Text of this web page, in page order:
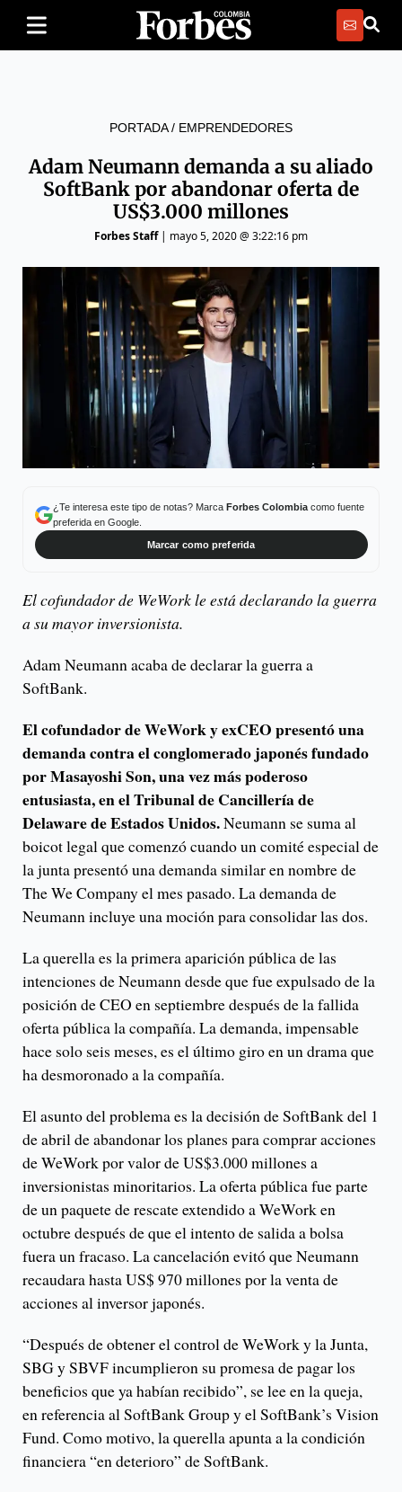
PORTADA/ EMPRENDEDORES
Adam Neumann demanda a su aliado
SoftBank por abandonar oferta de
US$3.000 millones
Forbes Staff| mayo 5, 2020 @ 3:22:16 pm
¿Te interesa este tipo de notas? Marca Forbes Colombiacomo fuente
preferida en Google.
Marcar como preferida
El cofundador de WeWork le está declarando la guerra
a su mayor inversionista.
Adam Neumann acaba de declarar la guerra a
SoftBank.
El cofundador de WeWork y exCEO presentó una
demanda contra el conglomerado japonés fundado
por Masayoshi Son, una vez más poderoso
entusiasta, en el Tribunal de Cancillería de
Delaware de Estados Unidos.Neumann se suma al
boicot legal que comenzó cuando un comité especial de
la junta presentó una demanda similar en nombre de
The We Company el mes pasado. La demanda de
Neumann incluye una moción para consolidar las dos.
La querella es la primera aparición pública de las
intenciones de Neumann desde que fue expulsado de la
posición de CEO en septiembre después de la fallida
oferta pública la compañía. La demanda, impensable
hace solo seis meses, es el último giro en un drama que
ha desmoronado a la compañía.
El asunto del problema es la decisión de SoftBank del 1
de abril de abandonar los planes para comprar acciones
de WeWork por valor de US$3.000 millones a
inversionistas minoritarios. La oferta pública fue parte
de un paquete de rescate extendido a WeWork en
octubre después de que el intento de salida a bolsa
fuera un fracaso. La cancelación evitó que Neumann
recaudara hasta US$ 970 millones por la venta de
acciones al inversor japonés.
“Después de obtener el control de WeWork y la Junta,
SBG y SBVF incumplieron su promesa de pagar los
beneficios que ya habían recibido”, se lee en la queja,
en referencia al SoftBank Group y el SoftBank’s Vision
Fund. Como motivo, la querella apunta a la condición
financiera “en deterioro” de SoftBank.